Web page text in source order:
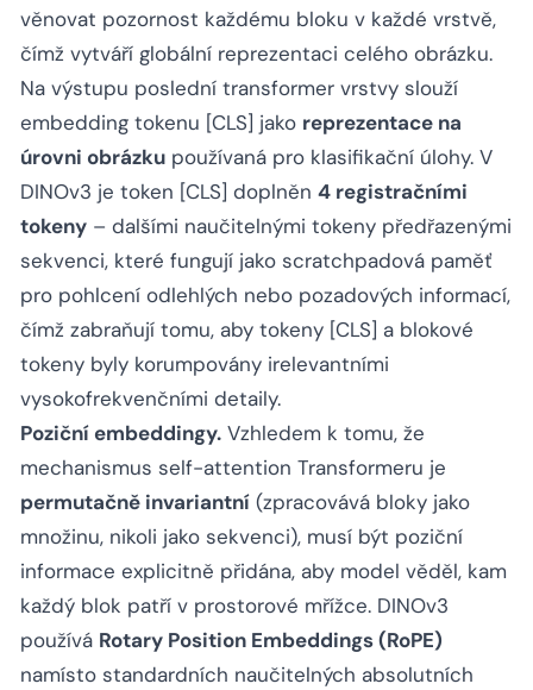
věnovat pozornost každému bloku v každé vrstvě,
čímž vytváří globální reprezentaci celého obrázku.
Na výstupu poslední transformer vrstvy slouží
embedding tokenu [CLS] jako reprezentace na
úrovni obrázku používaná pro klasifikační úlohy. V
DINOv3 je token [CLS] doplněn 4 registračními
tokeny – dalšími naučitelnými tokeny předřazenými
sekvenci, které fungují jako scratchpadová paměť
pro pohlcení odlehlých nebo pozadových informací,
čímž zabraňují tomu, aby tokeny [CLS] a blokové
tokeny byly korumpovány irelevantními
vysokofrekvenčními detaily.
Poziční embeddingy. Vzhledem k tomu, že
mechanismus self-attention Transformeru je
permutačně invariantní (zpracovává bloky jako
množinu, nikoli jako sekvenci), musí být poziční
informace explicitně přidána, aby model věděl, kam
každý blok patří v prostorové mřížce. DINOv3
používá Rotary Position Embeddings (RoPE)
namísto standardních naučitelných absolutních